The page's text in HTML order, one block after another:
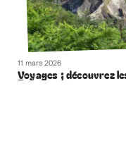
11 mars 2026
Voyages ; découvrez
Espagne